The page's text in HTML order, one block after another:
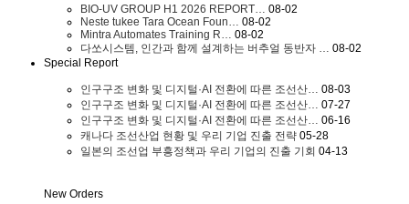
BIO-UV GROUP H1 2026 REPORT… 08-02
Neste tukee Tara Ocean Foun… 08-02
Mintra Automates Training R… 08-02
다쏘시스템, 인간과 함께 설계하는 버추얼 동반자 … 08-02
Special Report
인구구조 변화 및 디지털·AI 전환에 따른 조선산… 08-03
인구구조 변화 및 디지털·AI 전환에 따른 조선산… 07-27
인구구조 변화 및 디지털·AI 전환에 따른 조선산… 06-16
캐나다 조선산업 현황 및 우리 기업 진출 전략 05-28
일본의 조선업 부흥정책과 우리 기업의 진출 기회 04-13
New Orders